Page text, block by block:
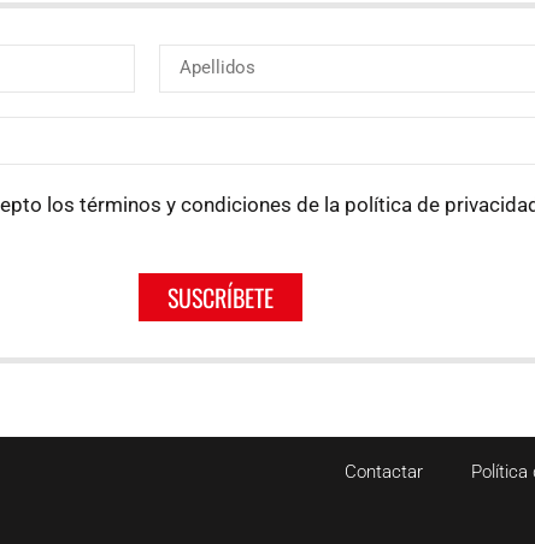
los términos y condiciones de la política de
SUSCRÍBETE
Contactar Política